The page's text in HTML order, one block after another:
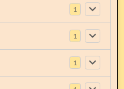
1
1
1